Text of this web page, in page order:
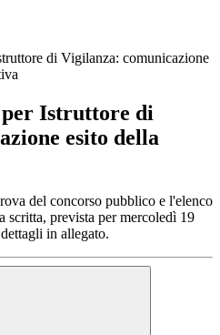
di Vigilanza: comunicazione
per Istruttore di
esito della
del concorso pubblico e l'elenco
scritta, prevista per mercoledì 19
in allegato.